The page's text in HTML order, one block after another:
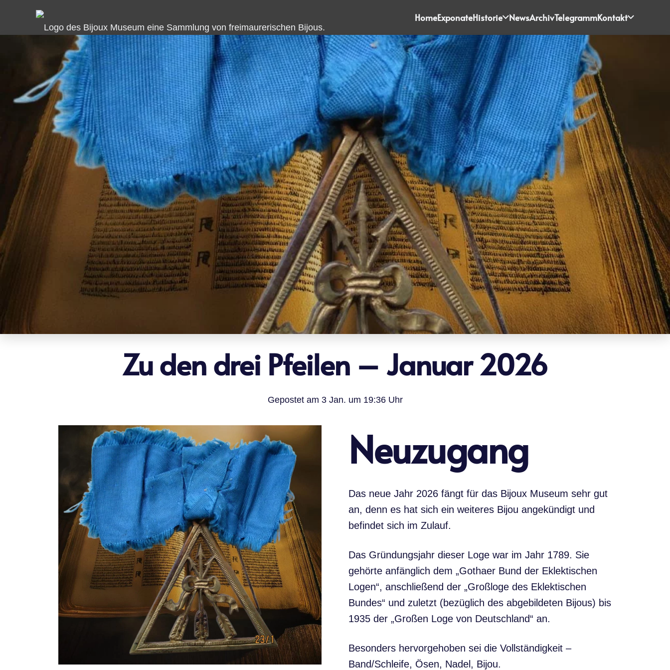
HomeExponateHistorie NewsArchivTelegrammKontakt
Zu den drei Pfeilen – Januar 2026
Gepostet am 3 Jan. um 19:36 Uhr
Neuzugang
Das neue Jahr 2026 fängt für das Bijoux Museum sehr gut
an, denn es hat sich ein weiteres Bijou angekündigt und
befindet sich im Zulauf.
Das Gründungsjahr dieser Loge war im Jahr 1789. Sie
gehörte anfänglich dem „Gothaer Bund der Eklektischen
Logen“, anschließend der „Großloge des Eklektischen
Bundes“ und zuletzt (bezüglich des abgebildeten Bijous) bis
1935 der „Großen Loge von Deutschland“ an.
Besonders hervorgehoben sei die Vollständigkeit –
Band/Schleife, Ösen, Nadel, Bijou.